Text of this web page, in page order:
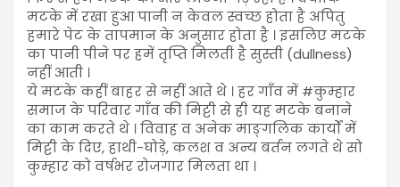
मटके में रखा हुआ पानी न केवल स्वच्छ होता है अपितु
हमारे पेट के तापमान के अनुसार होता है । इसलिए मटके
का पानी पीने पर हमें तृप्ति मिलती है सुस्ती (dullness)
नहीं आती ।
ये मटके कहीं बाहर से नहीं आते थे । हर गाँव में #कुम्हार
समाज के परिवार गाँव की मिट्टी से ही यह मटके बनाने
का काम करते थे । विवाह व अनेक माङ्गलिक कार्यों में
मिट्टी के दिए, हाथी-घोड़े, कलश व अन्य बर्तन लगते थे सो
कुम्हार को वर्षभर रोजगार मिलता था ।